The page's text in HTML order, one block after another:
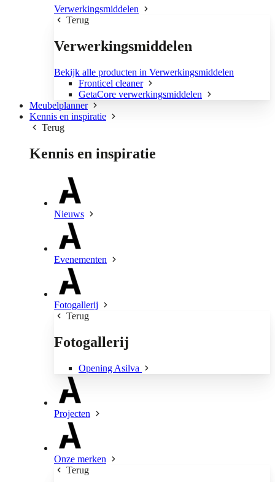
Verwerkingsmiddelen
Terug
Verwerkingsmiddelen
Bekijk alle producten in Verwerkingsmiddelen
Fronticel cleaner
GetaCore verwerkingsmiddelen
Meubelplanner
Kennis en inspiratie
Terug
Kennis en inspiratie
Nieuws
Evenementen
Fotogallerij
Terug
Fotogallerij
Opening Asilva
Projecten
Onze merken
Terug